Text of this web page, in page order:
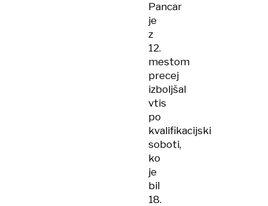
Pancar
je
z
12.
mestom
precej
izboljšal
vtis
po
kvalifikacijski
soboti,
ko
je
bil
18.